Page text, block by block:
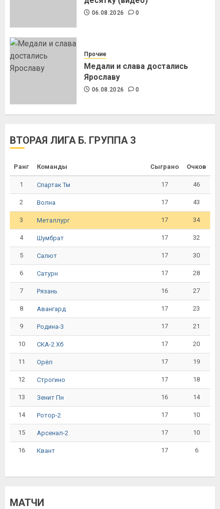
06.08.2026 0
Прочие
Медали и слава достались
Ярославу
06.08.2026 0
ВТОРАЯ ЛИГА Б. ГРУППА 3
Ранг Команды Сыграно Очков
1 Спартак Тм 17 46
2 Волна 17 43
3 Металлург 17 34
4 Шумбрат 17 32
5 Салют 17 30
6 Сатурн 17 28
7 Рязань 16 27
8 Авангард 17 23
9 Родина-3 17 21
10 СКА-2 Хб 17 20
11 Орёл 17 19
12 Строгино 17 18
13 Зенит Пн 16 14
14 Ротор-2 17 10
15 Арсенал-2 17 10
16 Квант 17 6
МАТЧИ